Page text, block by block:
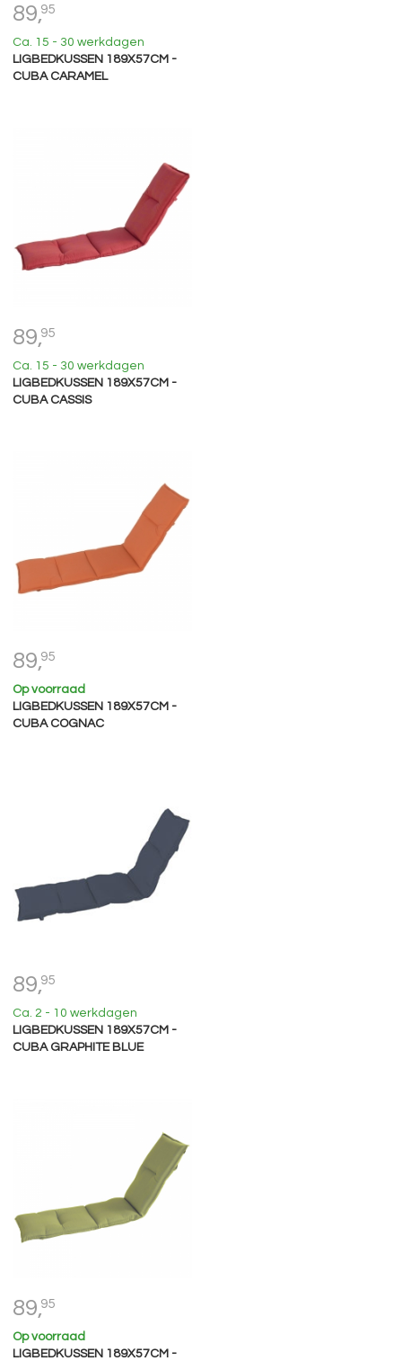
89,95
Ca. 15 - 30 werkdagen
LIGBEDKUSSEN 189X57CM -
CUBA CARAMEL
89,95
Ca. 15 - 30 werkdagen
LIGBEDKUSSEN 189X57CM -
CUBA CASSIS
89,95
Op voorraad
LIGBEDKUSSEN 189X57CM -
CUBA COGNAC
89,95
Ca. 2 - 10 werkdagen
LIGBEDKUSSEN 189X57CM -
CUBA GRAPHITE BLUE
89,95
Op voorraad
LIGBEDKUSSEN 189X57CM -